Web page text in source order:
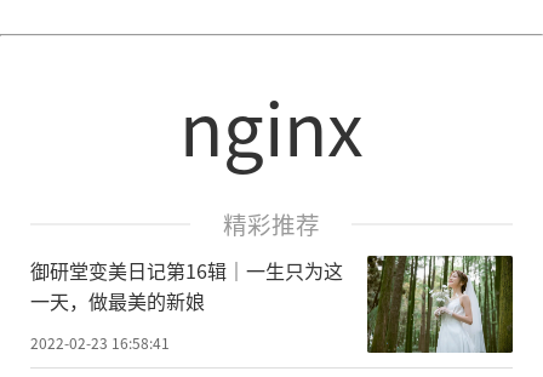
nginx
精彩推荐
御研堂变美日记第16辑│一生只为这
一天，做最美的新娘
2022-02-23 16:58:41